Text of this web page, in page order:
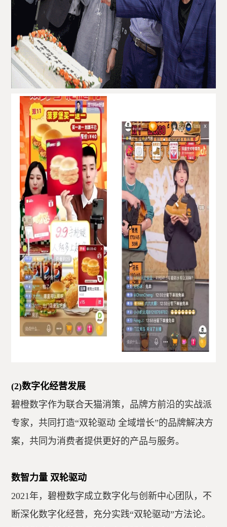
(2)数字化经营发展
碧橙数字作为联合天猫消策，品牌方前沿的实战派
专家，共同打造“双轮驱动 全域增长”的品牌解决方
案，共同为消费者提供更好的产品与服务。
数智力量 双轮驱动
2021年，碧橙数字成立数字化与创新中心团队，不
断深化数字化经营，充分实践“双轮驱动”方法论。